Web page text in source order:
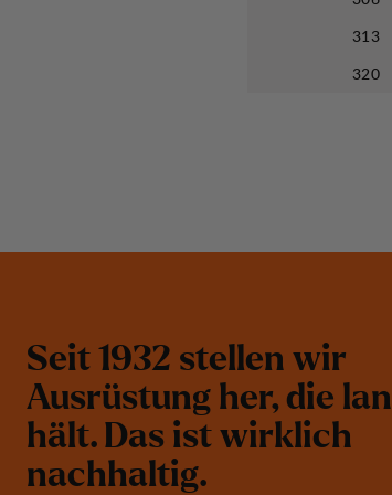
313
320
Seit 1932 stellen wir
Ausrüstung her, die lan
hält. Das ist wirklich
nachhaltig.